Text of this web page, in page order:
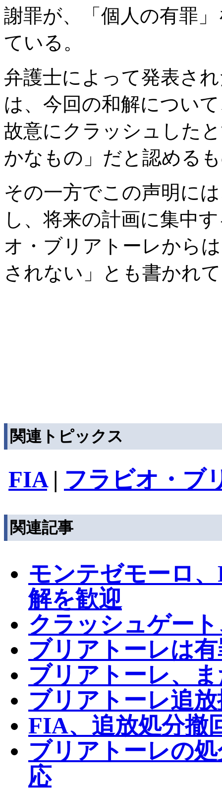
謝罪が、「個人の有罪
ている。
弁護士によって発表さ
は、今回の和解につい
故意にクラッシュした
かなもの」だと認める
その一方でこの声明に
し、将来の計画に集中
オ・ブリアトーレから
されない」とも書かれ
関連トピックス
FIA| フラビオ・ブ
関連記事
モンテゼモーロ
解を歓迎
クラッシュゲー
ブリアトーレは
ブリアトーレ、
ブリアトーレ追
FIA、追放処分撤
ブリアトーレの
応